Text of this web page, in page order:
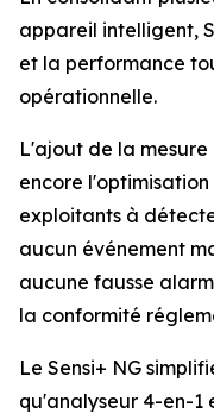
appareil intelligent,
et la performance
opérationnelle.
L'ajout de la mesure
encore
exploitants à
aucun événement
aucune fausse
la conformité
Le Sensi+ NG
qu'analyseur 4-en-1